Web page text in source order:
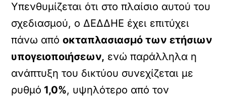
Υπενθυμίζεται ότι στο πλαίσιο αυτού του
σχεδιασμού, ο ΔΕΔΔΗΕ έχει επιτύχει
πάνω απόοκταπλασιασμό των ετήσιων
υπογειοποιήσεων, ενώ παράλληλα η
ανάπτυξη του δικτύου συνεχίζεται με
ρυθμό 1,0%, υψηλότερο από τον